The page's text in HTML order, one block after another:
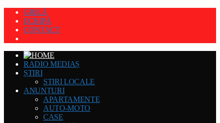
GRILĂ
ECHIPĂ
CONTACT
RADIO MEDIAȘ
ȘTIRI
STIRI LOCALE
ANUNȚURI
APARTAMENTE
AUTO-MOTO
CASE